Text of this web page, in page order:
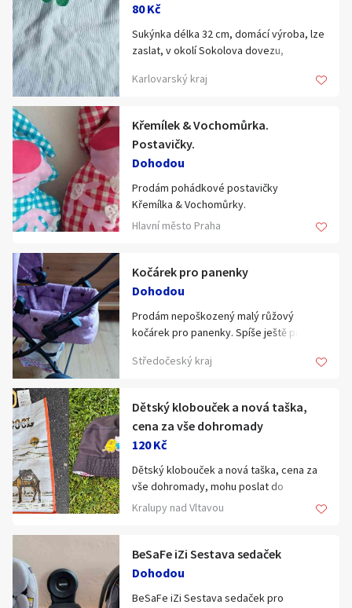
80 Kč
Sukýnka délka 32 cm, domácí výroba, lze
zaslat, v okolí Sokolova dovezu,
Karlovarský kraj
Křemílek & Vochomůrka.
Postavičky.
Dohodou
Prodám pohádkové postavičky
Křemílka & Vochomůrky.
Hezký dárek pro děti.
Cenu nabídněte - rozumně - nepište mi
dotazy typu kolik chcete !
Navrhněte pro Vás akceptovatelnou
cenu, pokud bude zajímavá domluvíme
se.
Hlavní město Praha
Kočárek pro panenky
Dohodou
Prodám nepoškozený malý růžový
kočárek pro panenky. Spíše ještě pro
Středočeský kraj
Dětský klobouček a nová taška,
cena za vše dohromady
120 Kč
Dětský klobouček a nová taška, cena za
vše dohromady, mohu poslat do
Balíkovny nebo Alzaboxu za +80Kč,
Kralupy nad Vltavou
BeSaFe iZi Sestava sedaček
Dohodou
BeSaFe iZi Sestava sedaček pro